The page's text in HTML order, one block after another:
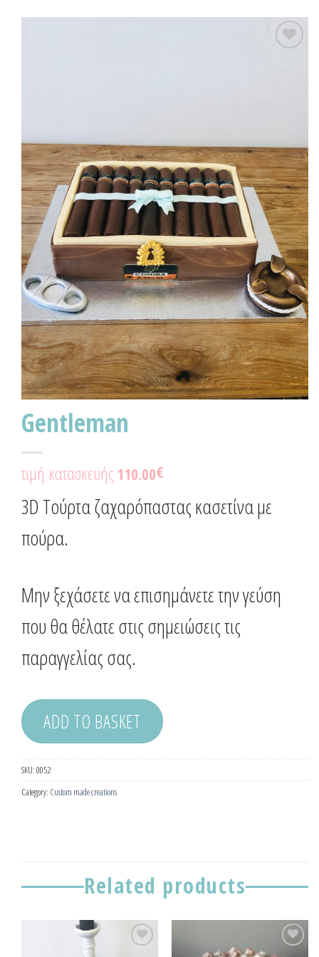
Gentleman
τιμή κατασκευής 110.00€
3D Τούρτα ζαχαρόπαστας κασετίνα με
πούρα.
Μην ξεχάσετε να επισημάνετε την γεύση
που θα θέλατε στις σημειώσεις τις
παραγγελίας σας.
ADD TO BASKET
SKU:0052
Category: Custom made creations
Related products